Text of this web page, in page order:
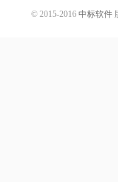
© 2015-2016 中标软件